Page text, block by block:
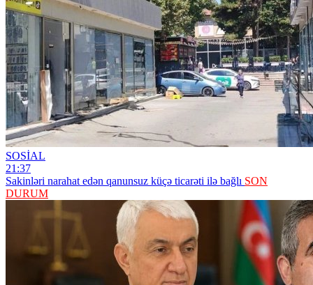
SOSİAL
21:37
Sakinləri narahat edən qanunsuz küçə ticarəti ilə bağlı SON
DURUM